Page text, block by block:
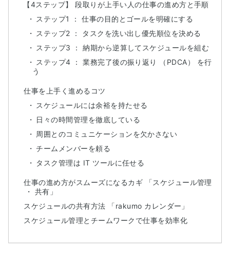
【4ステップ】 段取りが上手い人の仕事の進め方と手順
ステップ1 ： 仕事の目的とゴールを明確にする
ステップ2 ： タスクを洗い出し優先順位を決める
ステップ3 ： 納期から逆算してスケジュールを組む
ステップ4 ： 業務完了後の振り返り （PDCA） を行
う
仕事を上手く進めるコツ
スケジュールには余裕を持たせる
日々の時間管理を徹底している
周囲とのコミュニケーションを欠かさない
チームメンバーを頼る
タスク管理は IT ツールに任せる
仕事の進め方がスムーズになるカギ 「スケジュール管理
・ 共有」
スケジュールの共有方法 「rakumo カレンダー」
スケジュール管理とチームワークで仕事を効率化